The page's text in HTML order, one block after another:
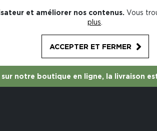
et améliorer nos contenus. Vous
plus
ACCEPTER ET FERMER
sur notre boutique en ligne, la livraison